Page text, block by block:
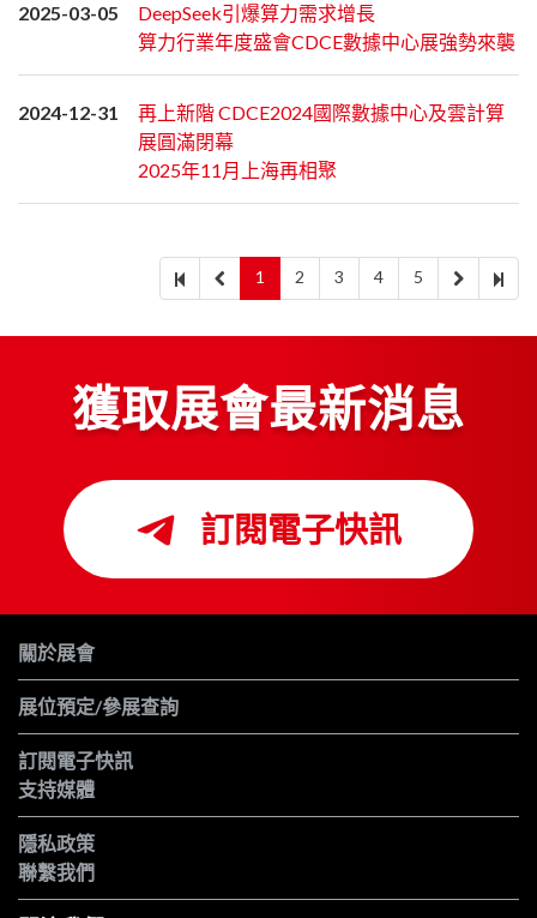
2025-03-05
DeepSeek引爆算力需求增長
算力行業年度盛會CDCE數據中心展強勢來襲
2024-12-31
再上新階 CDCE2024國際數據中心及雲計算
展圓滿閉幕
2025年11月上海再相聚
1 2 3 4 5
獲取展會最新消息
訂閱電子快訊
關於展會
展位預定/參展查詢
訂閱電子快訊
支持媒體
隱私政策
聯繫我們